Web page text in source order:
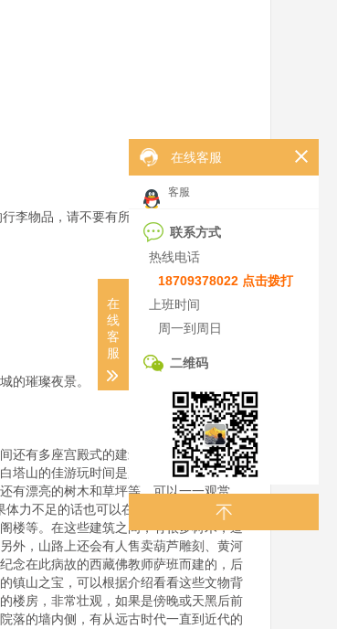
李物品，请不要有所遗漏，增加您不必
的璀璨夜景。
还有多座宫殿式的建筑，在建筑周围种植
塔山的佳游玩时间是夏季。山顶的海拔约
有漂亮的树木和草坪等，可以一一观赏。
力不足的话也可以在黄河对岸乘坐黄河
楼等。在这些建筑之间，有很多树木，造
外，山路上还会有人售卖葫芦雕刻、黄河
念在此病故的西藏佛教师萨班而建的，后
镇山之宝，可以根据介绍看看这些文物背
楼房，非常壮观，如果是傍晚或天黑后前
落的墙内侧，有从远古时代一直到近代的
在线客服
客服
联系方式
热线电话
18709378022 点击拨打
上班时间
周一到周日
二维码
在
线
客
服